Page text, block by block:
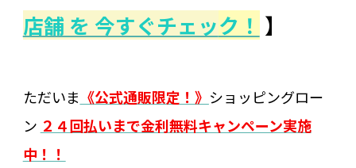
店舗 を 今すぐチェック！ 】
ただいま 《公式通販限定！》 ショッピングロー
ン ２４回払いまで金利無料キャンペーン実施
中！！